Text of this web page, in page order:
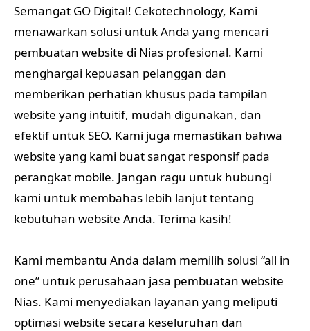
Semangat GO Digital! Cekotechnology, Kami
menawarkan solusi untuk Anda yang mencari
pembuatan website di Nias profesional. Kami
menghargai kepuasan pelanggan dan
memberikan perhatian khusus pada tampilan
website yang intuitif, mudah digunakan, dan
efektif untuk SEO. Kami juga memastikan bahwa
website yang kami buat sangat responsif pada
perangkat mobile. Jangan ragu untuk hubungi
kami untuk membahas lebih lanjut tentang
kebutuhan website Anda. Terima kasih!
Kami membantu Anda dalam memilih solusi “all in
one” untuk perusahaan jasa pembuatan website
Nias. Kami menyediakan layanan yang meliputi
optimasi website secara keseluruhan dan